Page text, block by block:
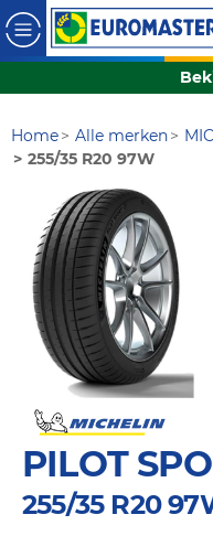
Home Alle merken
255/35 R20 97W
PILOT
255/35 R20